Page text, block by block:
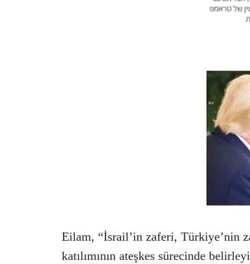
Eilam, “İsrail’in zaferi, Türkiye’nin
katılımının ateşkes sürecinde